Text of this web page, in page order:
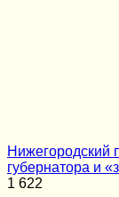
Нижегородский
губернатора и
1 622